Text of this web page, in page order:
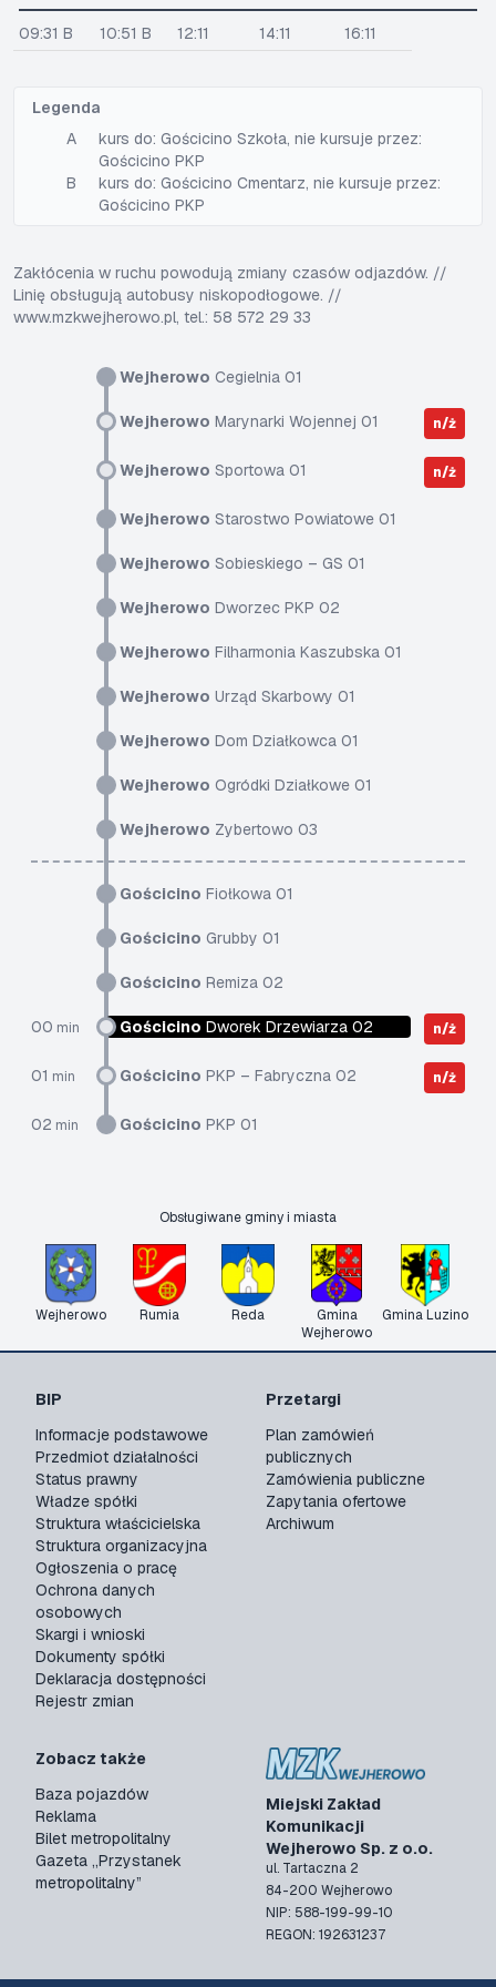
Wejherowo Cegielnia 01
Wejherowo Marynarki Wojennej 01 n/ż
Wejherowo Sportowa 01 n/ż
Wejherowo Starostwo Powiatowe 01
Wejherowo Sobieskiego – GS 01
Wejherowo Dworzec PKP 02
Wejherowo Filharmonia Kaszubska 01
Wejherowo Urząd Skarbowy 01
Wejherowo Dom Działkowca 01
Wejherowo Ogródki Działkowe 01
Wejherowo Zybertowo 03
Gościcino Fiołkowa 01
Gościcino Grubby 01
Gościcino Remiza 02
00 min Gościcino Dworek Drzewiarza 02 n/ż
01 min Gościcino PKP – Fabryczna 02 n/ż
02 min Gościcino PKP 01
09:31 B 10:51 B 12:11 14:11 16:11
Legenda
A
kurs do: Gościcino Szkoła, nie kursuje przez:
Gościcino PKP
B
kurs do: Gościcino Cmentarz, nie kursuje przez:
Gościcino PKP
Zakłócenia w ruchu powodują zmiany czasów odjazdów. //
Linię obsługują autobusy niskopodłogowe. //
www.mzkwejherowo.pl, tel.: 58 572 29 33
Obsługiwane gminy i miasta
Wejherowo Rumia Reda
Gmina
Wejherowo
Gmina Luzino
Miejski Zakład
Komunikacji
Wejherowo Sp. z o.o.
ul. Tartaczna 2
84-200 Wejherowo
NIP: 588-199-99-10
REGON: 192631237
BIP
Informacje podstawowe
Przedmiot działalności
Status prawny
Władze spółki
Struktura właścicielska
Struktura organizacyjna
Ogłoszenia o pracę
Ochrona danych
osobowych
Skargi i wnioski
Dokumenty spółki
Deklaracja dostępności
Rejestr zmian
Przetargi
Plan zamówień
publicznych
Zamówienia publiczne
Zapytania ofertowe
Archiwum
Zobacz także
Baza pojazdów
Reklama
Bilet metropolitalny
Gazeta „Przystanek
metropolitalny”